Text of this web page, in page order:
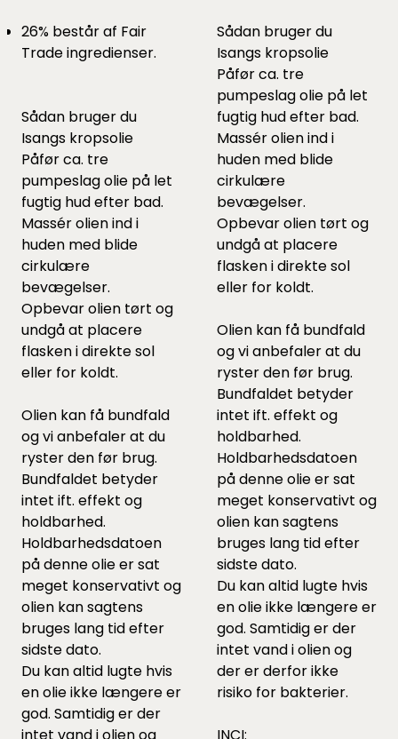
26% består af Fair
Trade ingredienser.
Sådan bruger du
Isangs kropsolie
Påfør ca. tre
pumpeslag olie på let
fugtig hud efter bad.
Massér olien ind i
huden med blide
cirkulære
bevægelser.
Opbevar olien tørt og
undgå at placere
flasken i direkte sol
eller for koldt.
Olien kan få bundfald
og vi anbefaler at du
ryster den før brug.
Bundfaldet betyder
intet ift. effekt og
holdbarhed.
Holdbarhedsdatoen
på denne olie er sat
meget konservativt og
olien kan sagtens
bruges lang tid efter
sidste dato.
Du kan altid lugte hvis
en olie ikke længere er
god. Samtidig er der
intet vand i olien og
Sådan bruger du
Isangs kropsolie
Påfør ca. tre
pumpeslag olie på let
fugtig hud efter bad.
Massér olien ind i
huden med blide
cirkulære
bevægelser.
Opbevar olien tørt og
undgå at placere
flasken i direkte sol
eller for koldt.
Olien kan få bundfald
og vi anbefaler at du
ryster den før brug.
Bundfaldet betyder
intet ift. effekt og
holdbarhed.
Holdbarhedsdatoen
på denne olie er sat
meget konservativt og
olien kan sagtens
bruges lang tid efter
sidste dato.
Du kan altid lugte hvis
en olie ikke længere er
god. Samtidig er der
intet vand i olien og
der er derfor ikke
risiko for bakterier.
INCI: